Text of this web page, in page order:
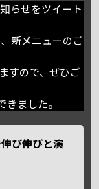
らせをツイート
新メニューのご
すので、ぜひご
きました。
び伸びと演